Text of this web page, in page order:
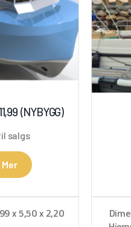
(NYBYGG)
salgs
x 5,50 x 2,20